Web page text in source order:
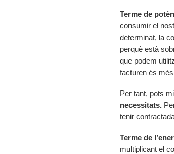
Terme de
consumir el
determinat, la
perquè està
que podem
facturen és
Per tant, pots
necessitats.
tenir
Terme de
multiplicant el